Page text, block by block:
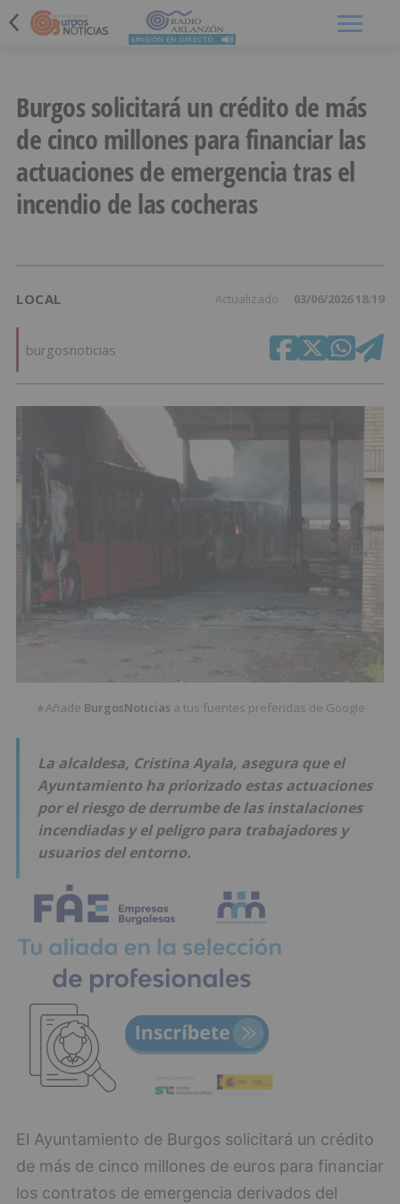
Burgos solicitará un crédito de más
de cinco millones para financiar las
actuaciones de emergencia tras el
incendio de las cocheras
LOCAL Actualizado 03/06/2026 18:19
burgosnoticias
★Añade BurgosNoticias a tus fuentes preferidas de Google
La alcaldesa, Cristina Ayala, asegura que el
Ayuntamiento ha priorizado estas actuaciones
por el riesgo de derrumbe de las instalaciones
incendiadas y el peligro para trabajadores y
usuarios del entorno.
El Ayuntamiento de Burgos solicitará un crédito
de más de cinco millones de euros para financiar
los contratos de emergencia derivados del